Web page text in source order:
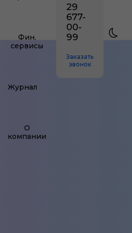
Фин.
сервисы
Журнал
О
компании
29
677-
00-
99
Заказать
звонок